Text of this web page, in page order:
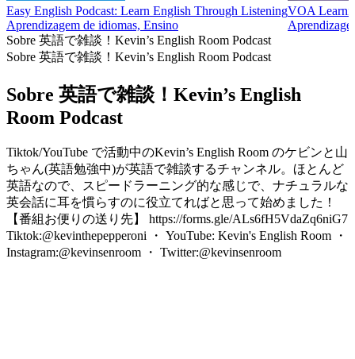
Easy English Podcast: Learn English Through Listening
Aprendizagem de idiomas, Ensino
VOA
Sobre 英語で雑談！Kevin’s English Room Podcast
Sobre 英語で雑談！Kevin’s English Room Podcast
Sobre 英語で雑談！Kevin’s English
Room Podcast
Tiktok/YouTube で活動中のKevin’s English Room のケビンと山
ちゃん(英語勉強中)が英語で雑談するチャンネル。ほとんど
英語なので、スピードラーニング的な感じで、ナチュラルな
英会話に耳を慣らすのに役立てればと思って始めました！
【番組お便りの送り先】 https://forms.gle/ALs6fH5VdaZq6niG7
Tiktok:@kevinthepepperoni ・ YouTube: Kevin's English Room ・
Instagram:@kevinsenroom ・ Twitter:@kevinsenroom